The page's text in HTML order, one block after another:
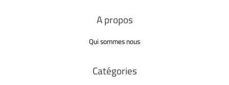
A propos
Qui sommes nous
Catégories